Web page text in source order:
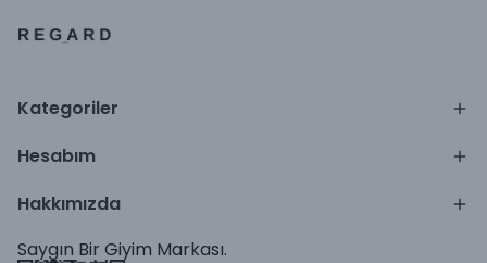
Kategoriler
Hesabım
Hakkımızda
Saygın Bir Giyim Markası.